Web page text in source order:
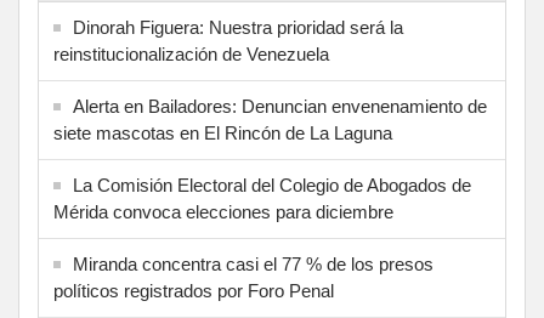
Dinorah Figuera: Nuestra prioridad será la
reinstitucionalización de Venezuela
Alerta en Bailadores: Denuncian envenenamiento de
siete mascotas en El Rincón de La Laguna
La Comisión Electoral del Colegio de Abogados de
Mérida convoca elecciones para diciembre
Miranda concentra casi el 77 % de los presos
políticos registrados por Foro Penal